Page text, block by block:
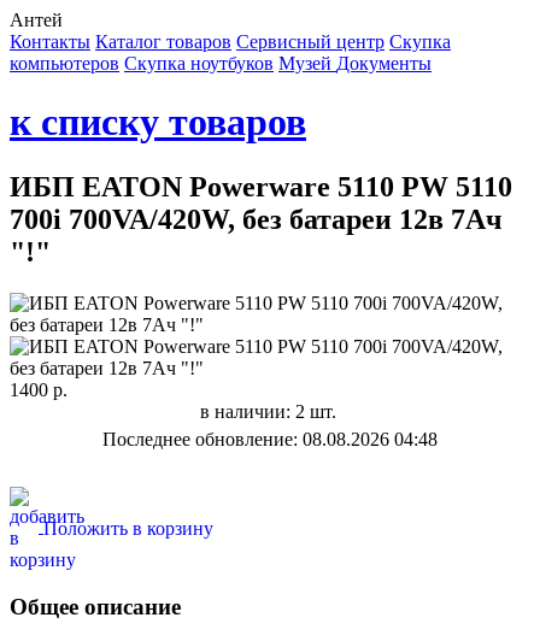
Антей
Контакты Каталог товаров Сервисный центр Cкупка
компьютеров Cкупка ноутбуков Музей Документы
к списку товаров
ИБП EATON Powerware 5110 PW 5110
700i 700VA/420W, без батареи 12в 7Ач
"!"
1400 р.
в наличии: 2 шт.
Последнее обновление: 08.08.2026 04:48
Положить в корзину
Общее описание